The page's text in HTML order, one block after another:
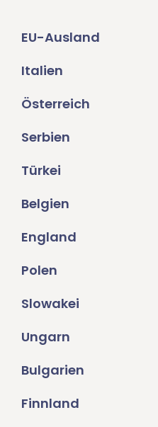
EU-Ausland
Italien
Österreich
Serbien
Türkei
Belgien
England
Polen
Slowakei
Ungarn
Bulgarien
Finnland